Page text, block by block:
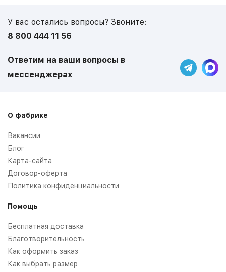
У вас остались вопросы? Звоните:
8 800 444 11 56
Ответим на ваши вопросы в
мессенджерах
О фабрике
Вакансии
Блог
Карта-сайта
Договор-оферта
Политика конфиденциальности
Помощь
Бесплатная доставка
Благотворительность
Как оформить заказ
Как выбрать размер